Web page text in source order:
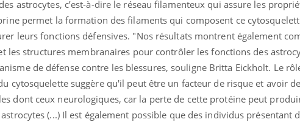
astrocytes, c’est-à-dire le réseau filamenteux qui assure les
permet la formation des filaments qui composent ce
leurs fonctions défensives. "Nos résultats montrent également
les structures membranaires pour contrôler les fonctions des
de défense contre les blessures, souligne Britta Eickholt. Le
cytosquelette suggère qu'il peut être un facteur de risque et avoir
dont ceux neurologiques, car la perte de cette protéine peut
(...) Il est également possible que des individus présentant